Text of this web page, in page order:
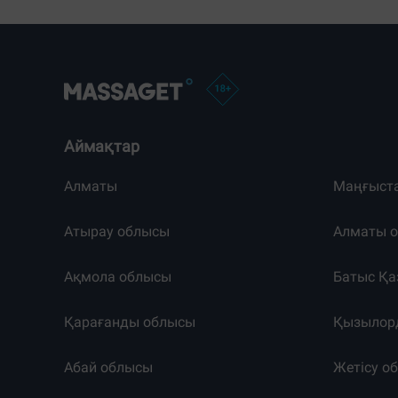
Аймақтар
Алматы
Атырау облысы Алматы
Ақмола облысы Батыс
Қарағанды облысы
Абай облысы Жетісу